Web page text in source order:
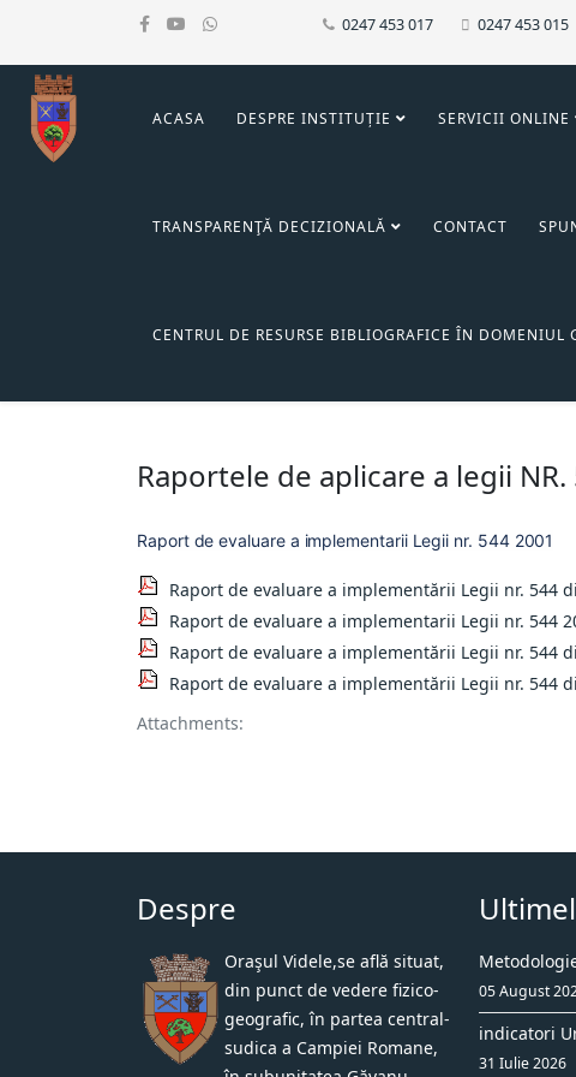
0247 453 017 0247 453 015
ACASA DESPRE INSTITUȚIE SERVICII ONLINE
TRANSPARENŢĂ DECIZIONALĂ CONTACT
CENTRUL DE RESURSE BIBLIOGRAFICE ÎN DOMENIUL
Raportele de aplicare a legii NR.
Raport de evaluare a implementarii Legii nr. 544 2001
Attachments:
Raport de evaluare a implementării Legii nr. 544
Raport de evaluare a implementarii Legii nr. 544
Raport de evaluare a implementării Legii nr. 544
Raport de evaluare a implementării Legii nr. 544
Despre
Oraşul Videle,se află situat,
din punct de vedere fizico-
geografic, în partea central-
sudica a Campiei Romane,
05 August
indicatori
31 Iulie 2026